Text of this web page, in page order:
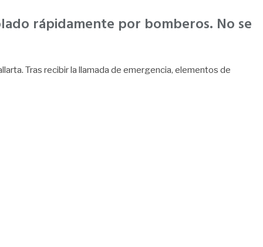
rápidamente por bomberos. No se
Tras recibir la llamada de emergencia, elementos de